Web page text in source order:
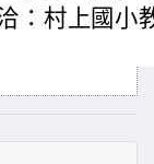
：村上國小